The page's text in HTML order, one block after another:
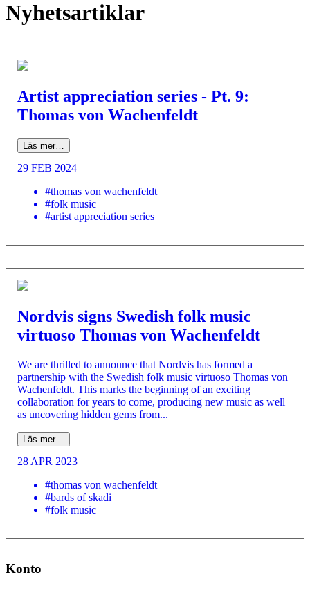
Nyhetsartiklar
Artist appreciation series - Pt. 9:
Thomas von Wachenfeldt
Läs mer…
29 FEB 2024
#thomas von wachenfeldt
#folk music
#artist appreciation series
Nordvis signs Swedish folk music
virtuoso Thomas von Wachenfeldt
We are thrilled to announce that Nordvis has formed a
partnership with the Swedish folk music virtuoso Thomas von
Wachenfeldt. This marks the beginning of an exciting
collaboration for years to come, producing new music as well
as uncovering hidden gems from...
Läs mer…
28 APR 2023
#thomas von wachenfeldt
#bards of skadi
#folk music
Konto